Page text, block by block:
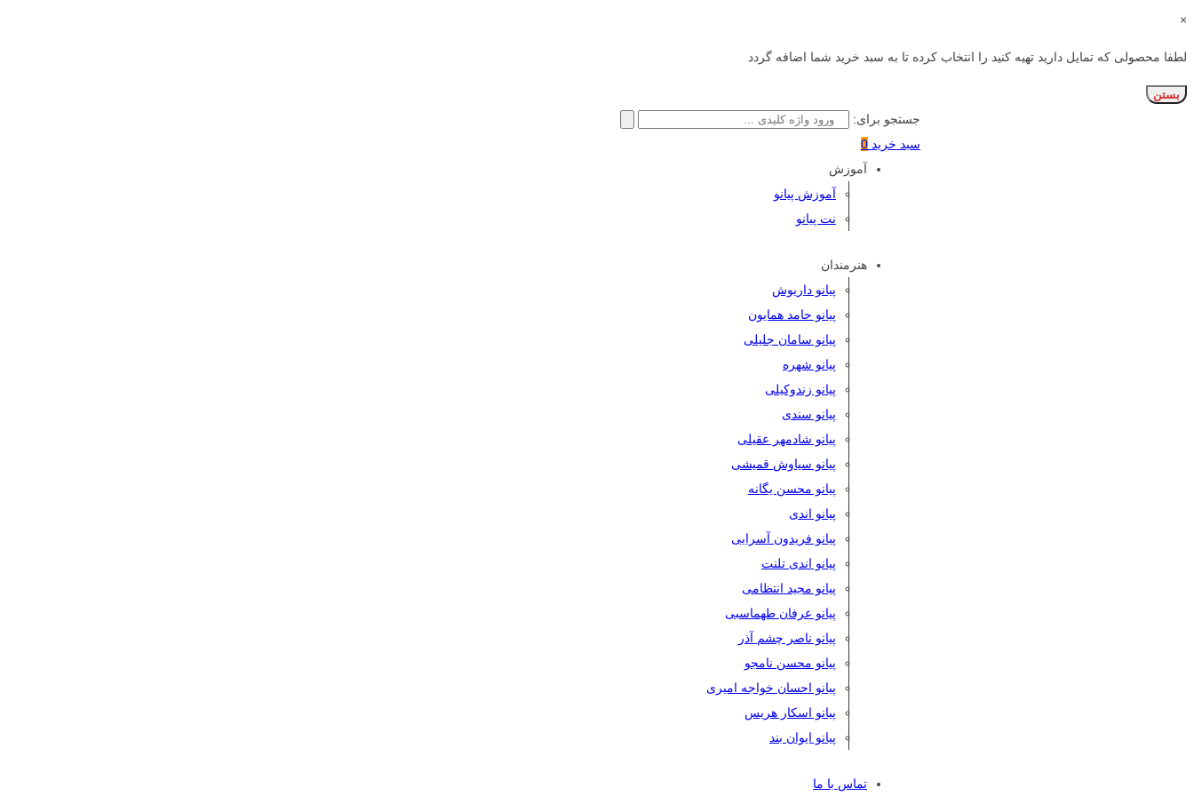
×
لطفا محصولی که تمایل دارید تهیه کنید را انتخاب کرده تا به سبد خرید شما اضافه گردد
بستن
جستجو برای:
سبد خرید 0
آموزش
آموزش پیانو
نت پیانو
هنرمندان
پیانو داریوش
پیانو حامد همایون
پیانو سامان جلیلی
پیانو شهره
پیانو زندوکیلی
پیانو سندی
پیانو شادمهر عقیلی
پیانو سیاوش قمیشی
پیانو محسن یگانه
پیانو اندی
پیانو فریدون آسرایی
پیانو اندی تلنت
پیانو مجید انتظامی
پیانو عرفان طهماسبی
پیانو ناصر چشم آذر
پیانو محسن نامجو
پیانو احسان خواجه امیری
پیانو اسکار هریس
پیانو ایوان بند
تماس با ما